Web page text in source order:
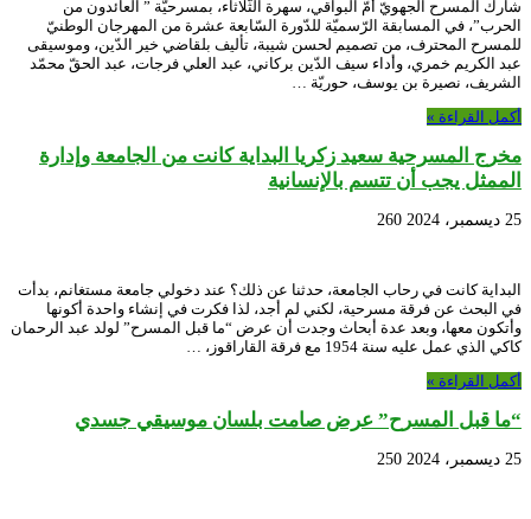
شارك المسرح الجهويّ أمّ البواقي، سهرة الثّلاثاء، بمسرحيّة ” العائدون من
الحرب”، في المسابقة الرّسميّة للدّورة السّابعة عشرة من المهرجان الوطنيّ
للمسرح المحترف، من تصميم لحسن شيبة، تأليف بلقاضي خير الدّين، وموسيقى
عبد الكريم خمري، وأداء سيف الدّين بركاني، عبد العلي فرجات، عبد الحقّ محمّد
الشريف، نصيرة بن يوسف، حوريّة …
أكمل القراءة »
مخرج المسرحية سعيد زكريا البداية كانت من الجامعة وإدارة
الممثل يجب أن تتسم بالإنسانية
25 ديسمبر، 2024 260
البداية كانت في رحاب الجامعة، حدثنا عن ذلك؟ عند دخولي جامعة مستغانم، بدأت
في البحث عن فرقة مسرحية، لكني لم أجد، لذا فكرت في إنشاء واحدة أكونها
وأتكون معها، وبعد عدة أبحاث وجدت أن عرض “ما قبل المسرح” لولد عبد الرحمان
كاكي الذي عمل عليه سنة 1954 مع فرقة القاراقوز، …
أكمل القراءة »
“ما قبل المسرح” عرض صامت بلسان موسيقي جسدي
25 ديسمبر، 2024 250